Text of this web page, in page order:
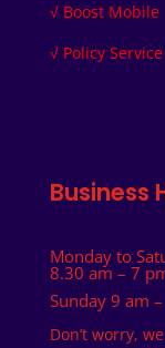
√ Boost Mobile
√ Policy Service
Business
Monday to
8.30 am – 7
Sunday 9 am
Don’t worry,